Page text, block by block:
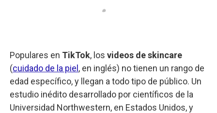
Populares en TikTok, los videos de skincare
(cuidado de la piel , en inglés) no tienen un rango de
edad específico, y llegan a todo tipo de público. Un
estudio inédito desarrollado por científicos de la
Universidad Northwestern, en Estados Unidos, y